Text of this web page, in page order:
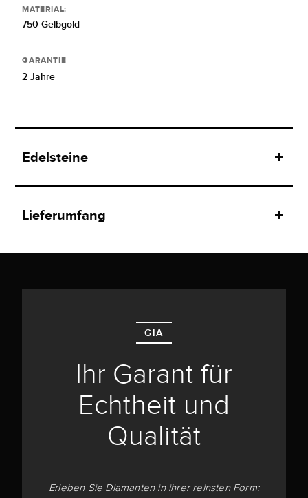
MATERIAL:
750 Gelbgold
GARANTIE
2 Jahre
Edelsteine
Lieferumfang
GIA
Ihr Garant für
Echtheit und
Qualität
Erleben Sie Diamanten in ihrer reinsten Form: